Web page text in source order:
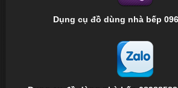
Dụng cụ đồ dùng nhà bếp